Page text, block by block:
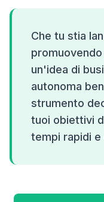
Che tu stia
un'idea di
autonoma
strumento
tuoi obiettivi
tempi rapidi